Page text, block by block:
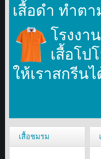
เสื้อดำ ทำต
โรงงา
เสื้อโป
ให้เราสกรีน
เสื้อชมรม